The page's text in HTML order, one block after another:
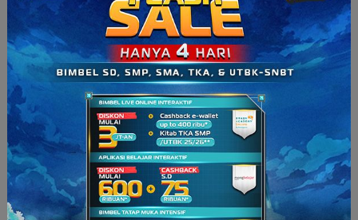
Permukaan Benda?
5. Diri Kamu Sendiri